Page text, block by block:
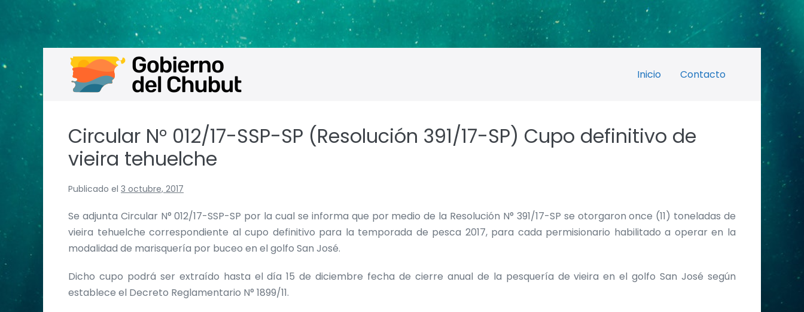
al
contenido
Inicio Contacto
Circular N° 012/17-SSP-SP (Resolución 391/17-SP) Cupo definitivo de
vieira tehuelche
Publicado el 3 octubre, 2017
Se adjunta Circular N° 012/17-SSP-SP por la cual se informa que por medio de la Resolución N° 391/17-SP se otorgaron once (11) toneladas de
vieira tehuelche correspondiente al cupo definitivo para la temporada de pesca 2017, para cada permisionario habilitado a operar en la
modalidad de marisquería por buceo en el golfo San José.
Dicho cupo podrá ser extraído hasta el día 15 de diciembre fecha de cierre anual de la pesquería de vieira en el golfo San José según
establece el Decreto Reglamentario N° 1899/11.